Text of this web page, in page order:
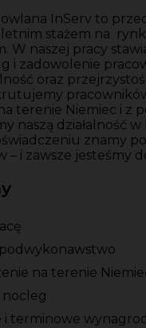
InServ to
stażem na
W naszej pracy
i zadowolenie
oraz
terenie Niemiec i z
naszą działalność w
znamy
– i zawsze jesteśmy
na terenie
nocleg
i terminowe